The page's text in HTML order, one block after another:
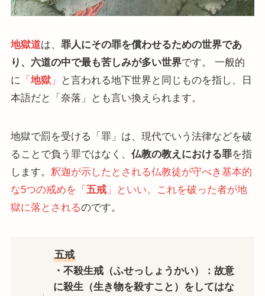
地獄道は、 罪人にその罪を償わせるための世界であ
り、六道の中で最も苦しみが多い世界です。 一般的
に 「 地獄」
と言われる地下世界と同じものを指し、日
本語だと「奈落」とも言い換えられます。
地獄で罰を受ける「罪」は、現代でいう法律などを破
ることで負う罪ではなく、 仏教の教えにおける罪を指
します。 釈迦が示したとされる仏教徒が守べき基本的
な5つの戒めを「 五戒」といい、これを破った者が地
獄に落とされるのです。
五戒
・不殺生戒（ふせっしょうかい）：故意
に殺生（生き物を殺すこと）をしてはな